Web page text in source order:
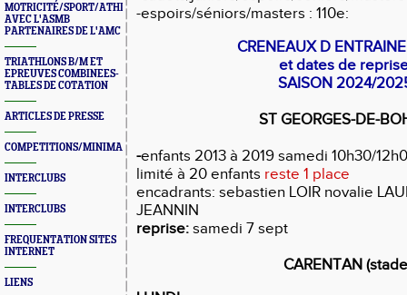
MOTRICITÉ/SPORT/ATHLÉ
AVEC L'ASMB
PARTENAIRES DE L'AMC
TRIATHLONS B/M ET
EPREUVES COMBINEES-
TABLES DE COTATION
ARTICLES DE PRESSE
COMPETITIONS/MINIMAS/MEETINGS/ENGAGES
INTERCLUBS
INTERCLUBS
FREQUENTATION SITES
INTERNET
LIENS
-espoirs/séniors/masters : 110e:
CRENEAUX D
et dates de
SAISON 2024/
ST GEORGES-DE-
-enfants 2013 à 2019 samedi 10h30/
limité à 20 enfants reste 1 place
encadrants: sebastien LOIR novalie
JEANNIN
reprise: samedi 7 sept
CARENTAN